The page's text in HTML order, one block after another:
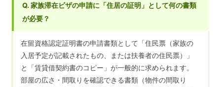
Q. 家族滞在ビザの申請に「住居の証明」として何の書類
が必要？
在留資格認定証明書の申請書類として「住民票（家族の
入居予定が記載されたもの、または扶養者の住民票）」
と「賃貸借契約書のコピー」が一般的に求められます。
部屋の広さ・間取りを確認できる書類（物件の間取り